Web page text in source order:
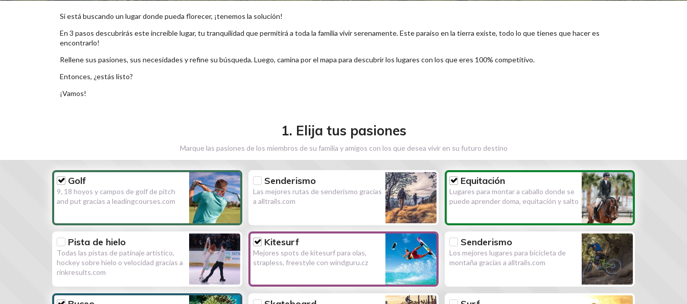
Si está buscando un lugar donde pueda florecer, ¡tenemos la solución!
En 3 pasos descubrirás este increíble lugar, tu tranquilidad que permitirá a toda la familia vivir serenamente. Este paraíso en la tierra existe, todo lo que tienes que hacer es
encontrarlo!
Rellene sus pasiones, sus necesidades y refine su búsqueda. Luego, camina por el mapa para descubrir los lugares con los que eres 100% competitivo.
Entonces, ¿estás listo?
¡Vamos!
1. Elija tus pasiones
Marque las pasiones de los miembros de su familia y amigos con los que desea vivir en su futuro destino
Golf
9, 18 hoyos y campos de golf de pitch
and put gracias a leadingcourses.com
Senderismo
Las mejores rutas de senderismo gracias
a alltrails.com
Equitación
Lugares para montar a caballo donde se
puede aprender doma, equitación y salto
Pista de hielo
Todas las pistas de patinaje artístico,
hockey sobre hielo o velocidad gracias a
rinkresults.com
Kitesurf
Mejores spots de kitesurf para olas,
strapless, freestyle con windguru.cz
Senderismo
Los mejores lugares para bicicleta de
montaña gracias a alltrails.com